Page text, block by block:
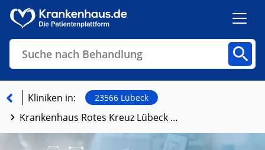
Suche nach Behandlung
Kliniken in: 23566 Lübeck
Krankenhaus Rotes Kreuz Lübeck -Geriatriezentrum- Haus an der Wakenitz